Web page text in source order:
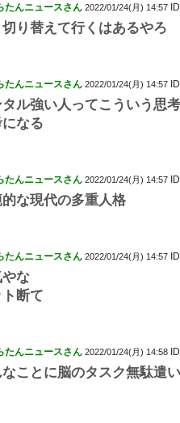
たんニュースさん 2022/01/24(月) 14:57
り替えて行くはあるやろ
たんニュースさん 2022/01/24(月) 14:57
タル強い人ってこういう思
なる
たんニュースさん 2022/01/24(月) 14:57
な現代の多重人格
たんニュースさん 2022/01/24(月) 14:57
な
断て
たんニュースさん 2022/01/24(月) 14:58
なことに脳のタスク無駄遣